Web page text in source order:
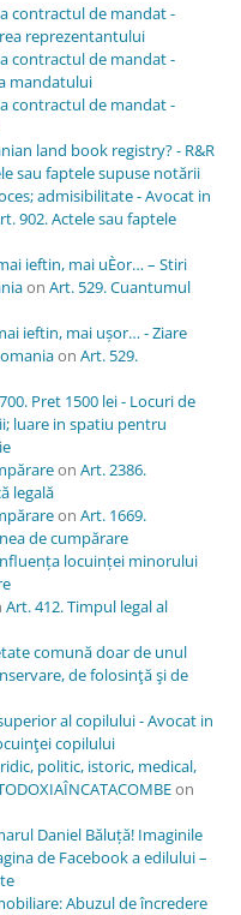
contractul de mandat -
reprezentantului
contractul de mandat -
mandatului
contractul de mandat -
land book registry? - R&R
sau faptele supuse notării
admisibilitate - Avocat in
902. Actele sau faptele
ieftin, mai uÈor… – Stiri
on Art. 529. Cuantumul
ieftin, mai ușor… - Ziare
on Art. 529.
Pret 1500 lei - Locuri de
luare in spatiu pentru
on Art. 2386.
legală
on Art. 1669.
de cumpărare
locuinței minorului
Art. 412. Timpul legal al
comună doar de unul
de folosinţă şi de
al copilului - Avocat in
copilului
politic, istoric, medical,
on
Daniel Băluță! Imaginile
de Facebook a edilului –
Abuzul de încredere